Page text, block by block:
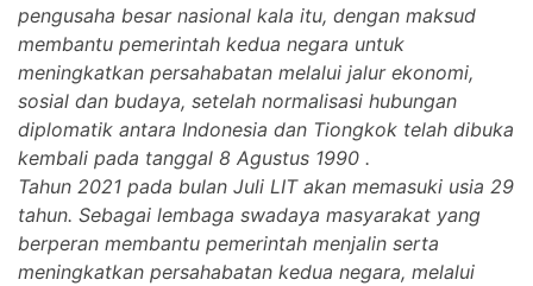
pengusaha besar nasional kala itu, dengan maksud
membantu pemerintah kedua negara untuk
meningkatkan persahabatan melalui jalur ekonomi,
sosial dan budaya, setelah normalisasi hubungan
diplomatik antara Indonesia dan Tiongkok telah dibuka
kembali pada tanggal 8 Agustus 1990 .
Tahun 2021 pada bulan Juli LIT akan memasuki usia 29
tahun. Sebagai lembaga swadaya masyarakat yang
berperan membantu pemerintah menjalin serta
meningkatkan persahabatan kedua negara, melalui